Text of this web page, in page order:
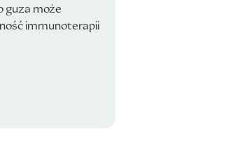
guza może
immunoterapii